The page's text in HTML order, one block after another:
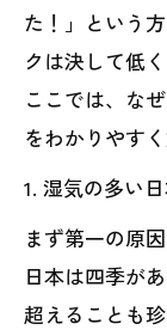
た！」という
クは決して低
ここでは、な
をわかりやす
1. 湿気の多い
まず第一の原
日本は四季が
超えることも